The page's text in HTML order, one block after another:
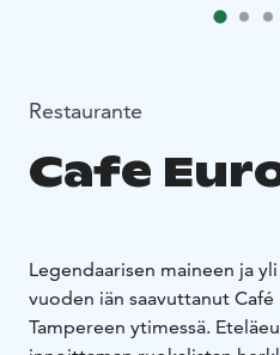
Restaurante
Cafe
Legendaarisen maineen ja
vuoden iän saavuttanut Café
Tampereen ytimessä.